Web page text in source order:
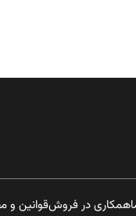
همکاری در فروشقوانین و